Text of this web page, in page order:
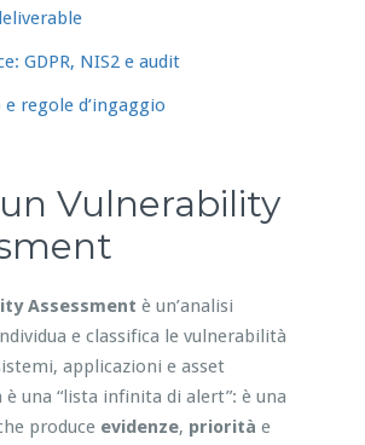
GDPR, NIS2 e audit
regole d’ingaggio
un Vulnerability
Assessment è un’analisi
e classifica le vulnerabilità
applicazioni e asset
una “lista infinita di alert”: è una
produce evidenze, priorità e